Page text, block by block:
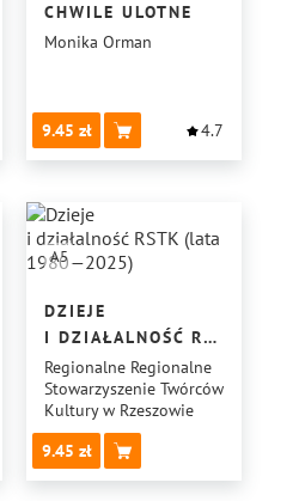
CHWILE ULOTNE
Monika Orman
9.45 4.7
A5
DZIEJE
I DZIAŁALNOŚĆ RSTK
(LATA 1980—2025)
Regionalne Regionalne
Stowarzyszenie Twórców
Kultury w Rzeszowie
9.45